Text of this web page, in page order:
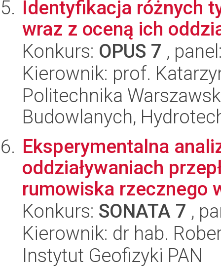
Identyfikacja różnych
wraz z oceną ich
Konkurs: OPUS 7 ,
Kierownik: prof.
Politechnika
Budowlanych,
Eksperymentalna
oddziaływaniach
rumowiska rzecznego
Konkurs: SONATA 7 ,
Kierownik: dr hab.
Instytut Geofizyki PAN